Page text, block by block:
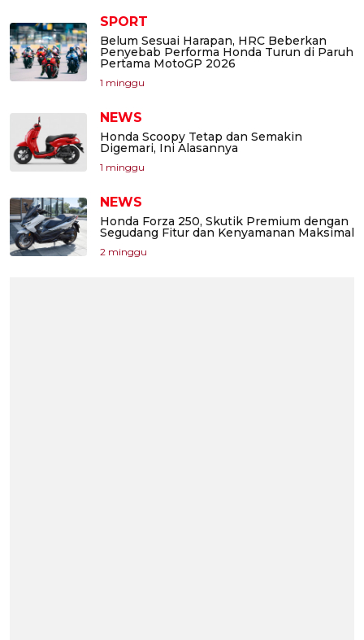
SPORT
Belum Sesuai Harapan, HRC Beberkan
Penyebab Performa Honda Turun di Paruh
Pertama MotoGP 2026
1 minggu
NEWS
Honda Scoopy Tetap dan Semakin
Digemari, Ini Alasannya
1 minggu
NEWS
Honda Forza 250, Skutik Premium dengan
Segudang Fitur dan Kenyamanan Maksimal
2 minggu